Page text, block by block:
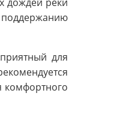
для
комфортного